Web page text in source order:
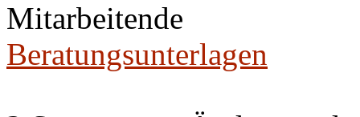
Mitarbeitende
Beratungsunterlagen